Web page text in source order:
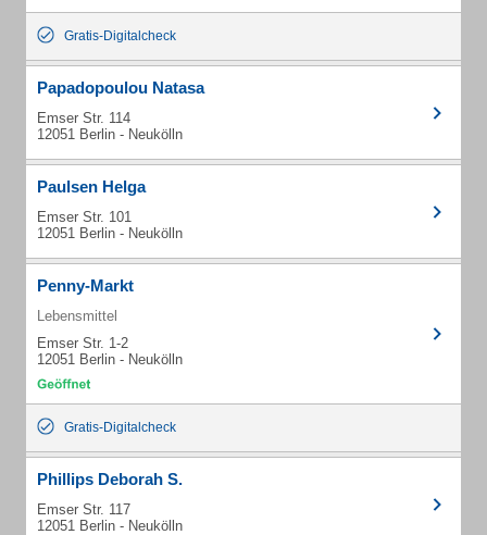
Gratis-Digitalcheck
Papadopoulou Natasa
Emser Str. 114
12051 Berlin - Neukölln
Paulsen Helga
Emser Str. 101
12051 Berlin - Neukölln
Penny-Markt
Lebensmittel
Emser Str. 1-2
12051 Berlin - Neukölln
Gratis-Digitalcheck
Phillips Deborah S.
Emser Str. 117
12051 Berlin - Neukölln